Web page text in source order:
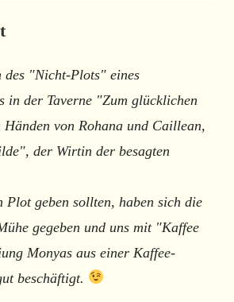
"Nicht-Plots" eines
in der Taverne "Zum glücklichen
von Rohana und Caillean,
der Wirtin der besagten
Plot geben sollten, haben sich die
gegeben und uns mit "Kaffee
Monyas aus einer Kaffee-
beschäftigt.